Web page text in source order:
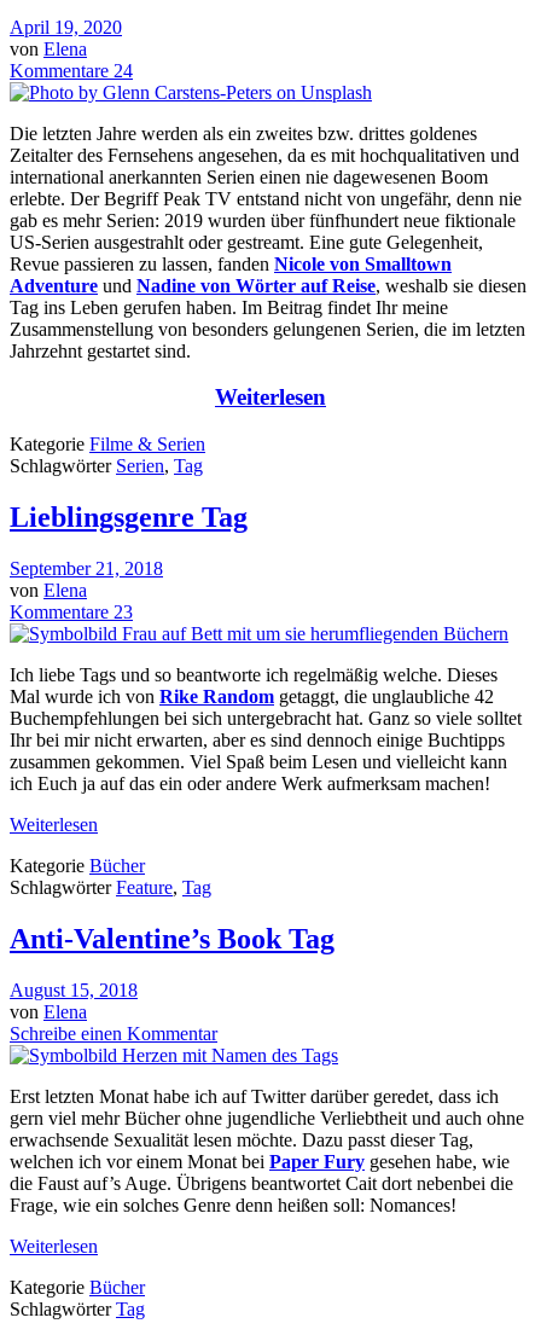
April 19, 2020
von Elena
Kommentare 24
Die letzten Jahre werden als ein zweites bzw. drittes goldenes
Zeitalter des Fernsehens angesehen, da es mit hochqualitativen und
international anerkannten Serien einen nie dagewesenen Boom
erlebte. Der Begriff Peak TV entstand nicht von ungefähr, denn nie
gab es mehr Serien: 2019 wurden über fünfhundert neue fiktionale
US-Serien ausgestrahlt oder gestreamt. Eine gute Gelegenheit,
Revue passieren zu lassen, fanden Nicole von Smalltown
Adventure und Nadine von Wörter auf Reise, weshalb sie diesen
Tag ins Leben gerufen haben. Im Beitrag findet Ihr meine
Zusammenstellung von besonders gelungenen Serien, die im letzten
Jahrzehnt gestartet sind.
Weiterlesen
Kategorie Filme & Serien
Schlagwörter Serien, Tag
Lieblingsgenre Tag
September 21, 2018
von Elena
Kommentare 23
Ich liebe Tags und so beantworte ich regelmäßig welche. Dieses
Mal wurde ich von Rike Random getaggt, die unglaubliche 42
Buchempfehlungen bei sich untergebracht hat. Ganz so viele solltet
Ihr bei mir nicht erwarten, aber es sind dennoch einige Buchtipps
zusammen gekommen. Viel Spaß beim Lesen und vielleicht kann
ich Euch ja auf das ein oder andere Werk aufmerksam machen!
Weiterlesen
Kategorie Bücher
SchlagwörterFeature, Tag
Anti-Valentine’s Book Tag
August 15, 2018
von Elena
Schreibe einen Kommentar
Erst letzten Monat habe ich auf Twitter darüber geredet, dass ich
gern viel mehr Bücher ohne jugendliche Verliebtheit und auch ohne
erwachsende Sexualität lesen möchte. Dazu passt dieser Tag,
welchen ich vor einem Monat bei Paper Fury gesehen habe, wie
die Faust auf’s Auge. Übrigens beantwortet Cait dort nebenbei die
Frage, wie ein solches Genre denn heißen soll: Nomances!
Weiterlesen
Kategorie Bücher
SchlagwörterTag